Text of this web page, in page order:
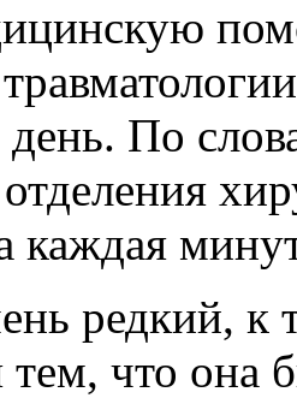
По
каждая
редкий, к
что она